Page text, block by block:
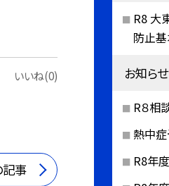
いいね(0)
事
R8 大
防止
お知らせ
R８相
熱中
R8年